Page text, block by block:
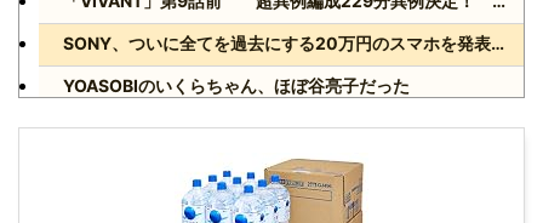
SONY、ついに全てを過去にする20万円のスマホを発表wwww
YOASOBIのいくらちゃん、ほぼ谷亮子だった
Powered by livedoor 相互RSS